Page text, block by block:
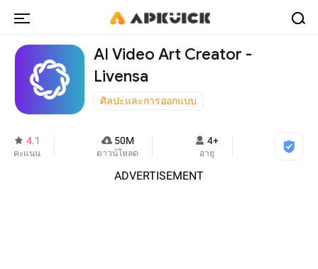
AI Video Art Creator -
Livensa
ศิลปะและการออกแบบ
4.1
คะแนน
50M
ดาวน์โหลด
4+
อายุ
ADVERTISEMENT